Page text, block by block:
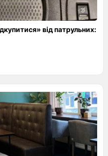
від патрульних: